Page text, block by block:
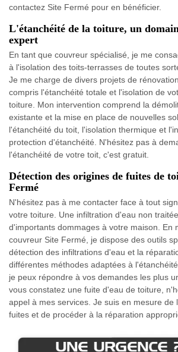
contactez Site Fermé pour en bénéficier.
L'étanchéité de la toiture, un
expert
En tant que couvreur spécialisé, je me
à l'isolation des toits-terrasses de toutes
Je me charge de divers projets de
compris l'étanchéité totale et l'isolation de
toiture. Mon intervention comprend la
existante et la mise en place de nouvelles
l'étanchéité du toit, l'isolation thermique et
protection d'étanchéité. N'hésitez pas à
l'étanchéité de votre toit, c'est gratuit.
Détection des origines de fuites de
Fermé
N'hésitez pas à me contacter face à tout
votre toiture. Une infiltration d'eau non
d'importants dommages à votre maison. En
couvreur Site Fermé, je dispose des outils
détection des infiltrations d'eau et la
différentes méthodes adaptées à
je peux répondre à vos demandes les plus
vous constatez une fuite d'eau de toiture,
appel à mes services. Je suis en mesure de
fuites et de procéder à la réparation